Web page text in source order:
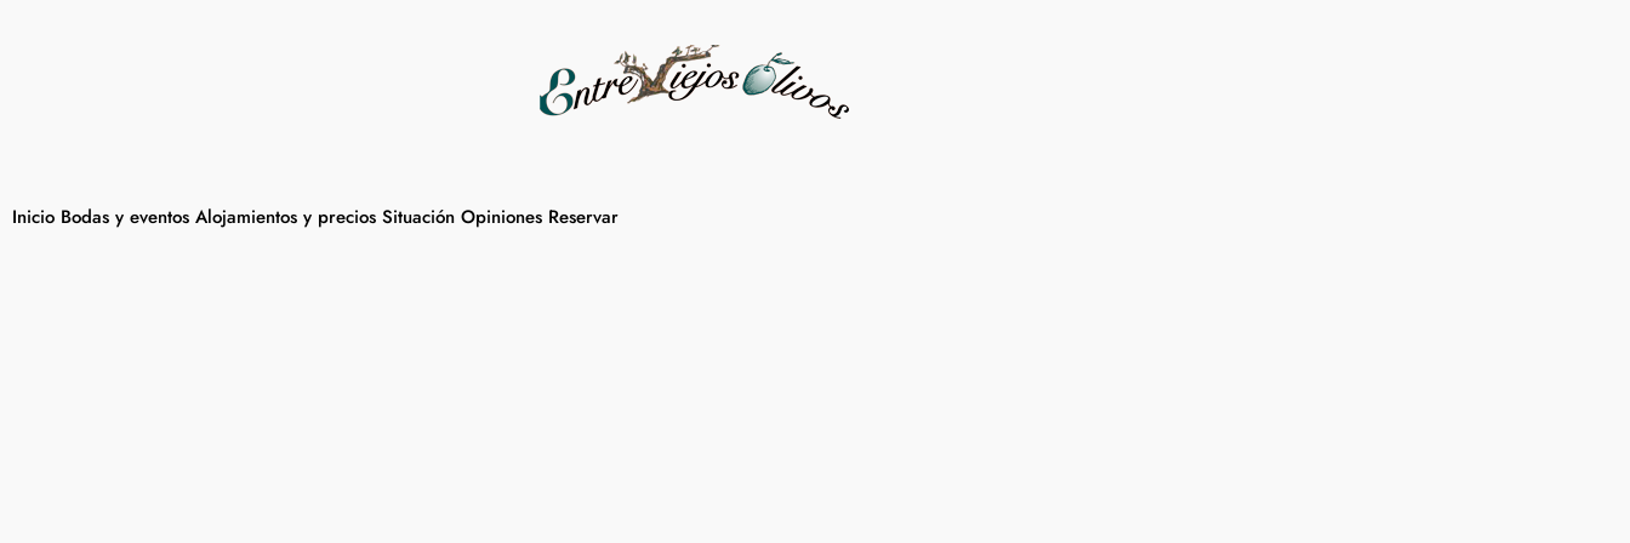
Inicio Bodas y eventos Alojamientos y precios Situación Opiniones Reservar